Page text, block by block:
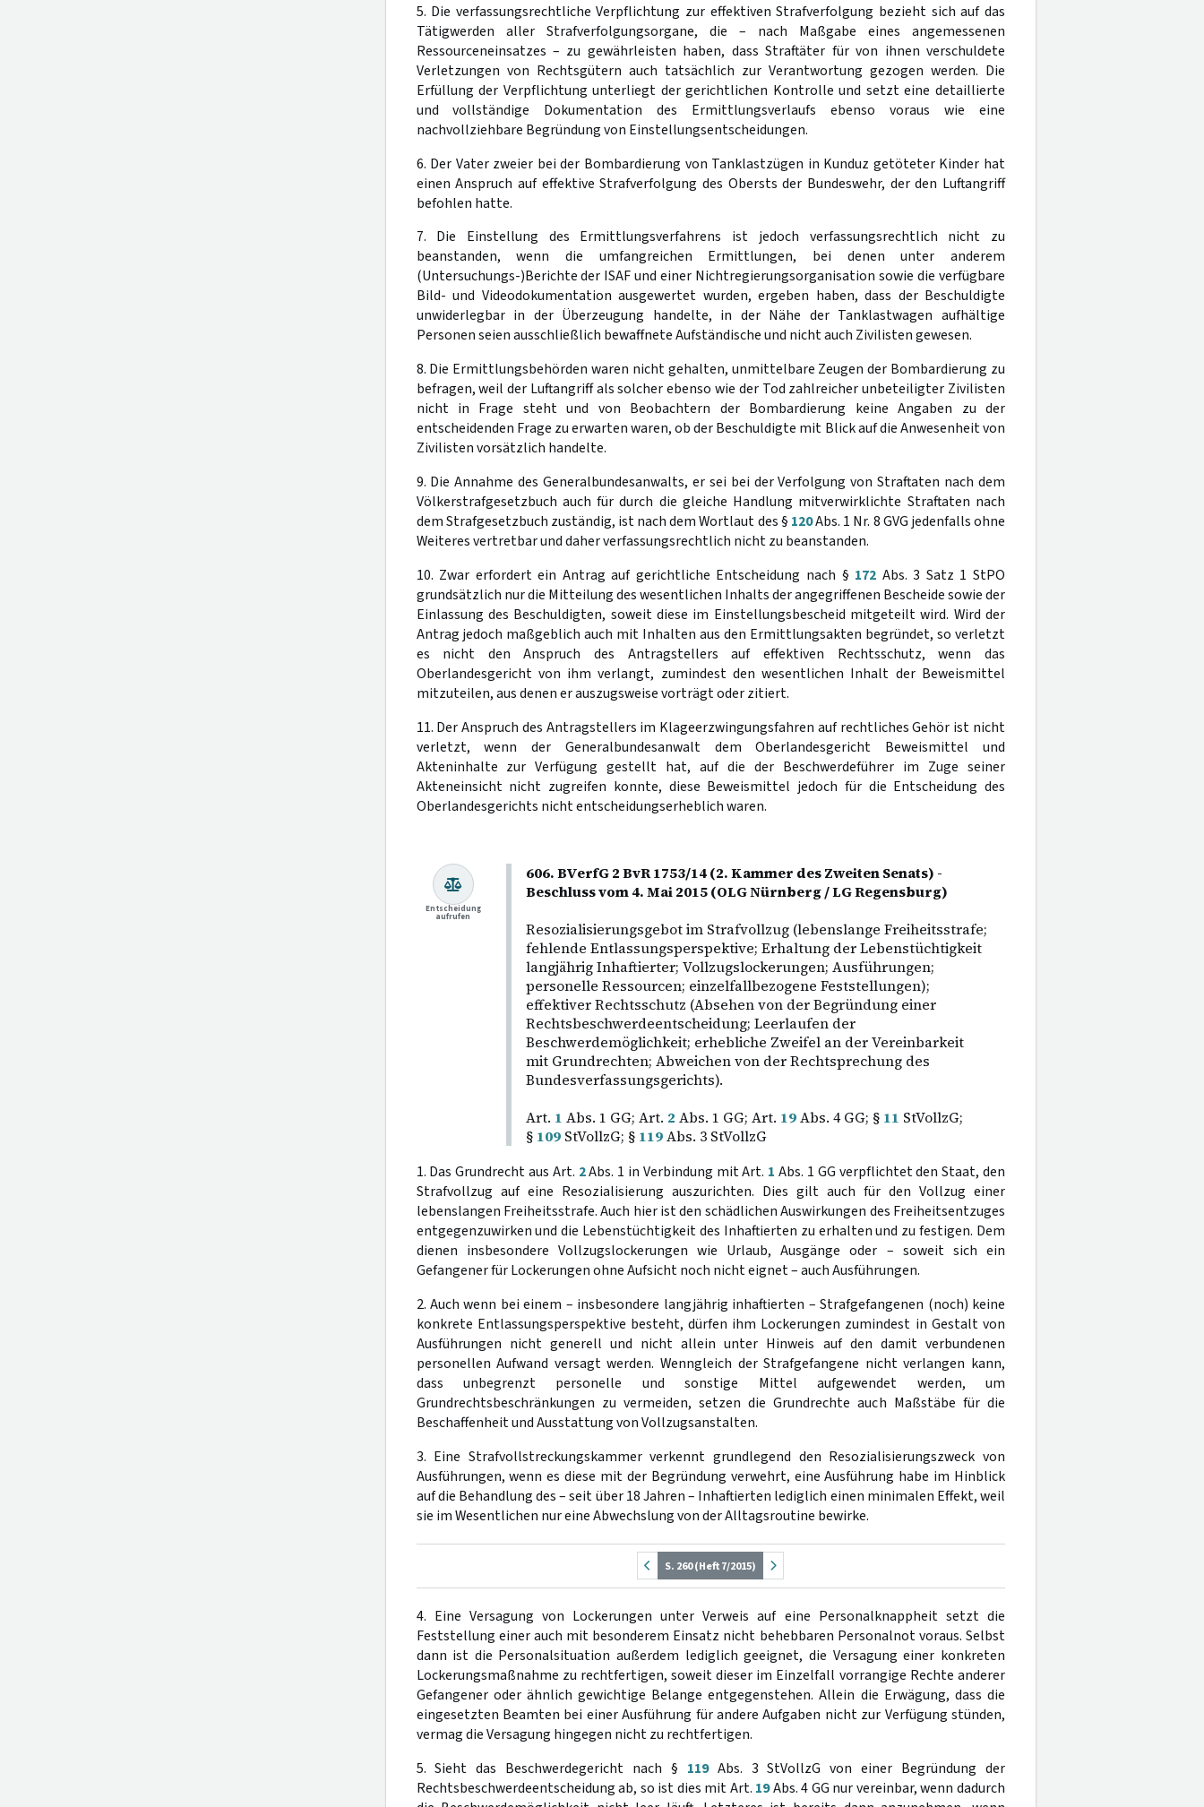
5. Die verfassungsrechtliche Verpflichtung zur effektiven Strafverfolgung bezieht sich auf das
Tätigwerden aller Strafverfolgungsorgane, die – nach Maßgabe eines angemessenen
Ressourceneinsatzes – zu gewährleisten haben, dass Straftäter für von ihnen verschuldete
Verletzungen von Rechtsgütern auch tatsächlich zur Verantwortung gezogen werden. Die
Erfüllung der Verpflichtung unterliegt der gerichtlichen Kontrolle und setzt eine detaillierte
und vollständige Dokumentation des Ermittlungsverlaufs ebenso voraus wie eine
nachvollziehbare Begründung von Einstellungsentscheidungen.
6. Der Vater zweier bei der Bombardierung von Tanklastzügen in Kunduz getöteter Kinder hat
einen Anspruch auf effektive Strafverfolgung des Obersts der Bundeswehr, der den Luftangriff
befohlen hatte.
7. Die Einstellung des Ermittlungsverfahrens ist jedoch verfassungsrechtlich nicht zu
beanstanden, wenn die umfangreichen Ermittlungen, bei denen unter anderem
(Untersuchungs-)Berichte der ISAF und einer Nichtregierungsorganisation sowie die verfügbare
Bild- und Videodokumentation ausgewertet wurden, ergeben haben, dass der Beschuldigte
unwiderlegbar in der Überzeugung handelte, in der Nähe der Tanklastwagen aufhältige
Personen seien ausschließlich bewaffnete Aufständische und nicht auch Zivilisten gewesen.
8. Die Ermittlungsbehörden waren nicht gehalten, unmittelbare Zeugen der Bombardierung zu
befragen, weil der Luftangriff als solcher ebenso wie der Tod zahlreicher unbeteiligter Zivilisten
nicht in Frage steht und von Beobachtern der Bombardierung keine Angaben zu der
entscheidenden Frage zu erwarten waren, ob der Beschuldigte mit Blick auf die Anwesenheit von
Zivilisten vorsätzlich handelte.
9. Die Annahme des Generalbundesanwalts, er sei bei der Verfolgung von Straftaten nach dem
Völkerstrafgesetzbuch auch für durch die gleiche Handlung mitverwirklichte Straftaten nach
dem Strafgesetzbuch zuständig, ist nach dem Wortlaut des § 120Abs. 1 Nr. 8 GVG jedenfalls ohne
Weiteres vertretbar und daher verfassungsrechtlich nicht zu beanstanden.
10. Zwar erfordert ein Antrag auf gerichtliche Entscheidung nach § 172 Abs. 3 Satz 1 StPO
grundsätzlich nur die Mitteilung des wesentlichen Inhalts der angegriffenen Bescheide sowie der
Einlassung des Beschuldigten, soweit diese im Einstellungsbescheid mitgeteilt wird. Wird der
Antrag jedoch maßgeblich auch mit Inhalten aus den Ermittlungsakten begründet, so verletzt
es nicht den Anspruch des Antragstellers auf effektiven Rechtsschutz, wenn das
Oberlandesgericht von ihm verlangt, zumindest den wesentlichen Inhalt der Beweismittel
mitzuteilen, aus denen er auszugsweise vorträgt oder zitiert.
11. Der Anspruch des Antragstellers im Klageerzwingungsfahren auf rechtliches Gehör ist nicht
verletzt, wenn der Generalbundesanwalt dem Oberlandesgericht Beweismittel und
Akteninhalte zur Verfügung gestellt hat, auf die der Beschwerdeführer im Zuge seiner
Akteneinsicht nicht zugreifen konnte, diese Beweismittel jedoch für die Entscheidung des
Oberlandesgerichts nicht entscheidungserheblich waren.
606. BVerfG 2 BvR 1753/14 (2. Kammer des Zweiten Senats) -
Beschluss vom 4. Mai 2015 (OLG Nürnberg / LG Regensburg)
Resozialisierungsgebot im Strafvollzug (lebenslange Freiheitsstrafe;
fehlende Entlassungsperspektive; Erhaltung der Lebenstüchtigkeit
langjährig Inhaftierter; Vollzugslockerungen; Ausführungen;
personelle Ressourcen; einzelfallbezogene Feststellungen);
effektiver Rechtsschutz (Absehen von der Begründung einer
Rechtsbeschwerdeentscheidung; Leerlaufen der
Beschwerdemöglichkeit; erhebliche Zweifel an der Vereinbarkeit
mit Grundrechten; Abweichen von der Rechtsprechung des
Bundesverfassungsgerichts).
Art. 1 Abs. 1 GG; Art. 2 Abs. 1 GG; Art. 19Abs. 4 GG; § 11 StVollzG;
§ 109StVollzG; § 119Abs. 3 StVollzG
Entscheidung
aufrufen
1. Das Grundrecht aus Art. 2Abs. 1 in Verbindung mit Art. 1 Abs. 1 GG verpflichtet den Staat, den
Strafvollzug auf eine Resozialisierung auszurichten. Dies gilt auch für den Vollzug einer
lebenslangen Freiheitsstrafe. Auch hier ist den schädlichen Auswirkungen des Freiheitsentzuges
entgegenzuwirken und die Lebenstüchtigkeit des Inhaftierten zu erhalten und zu festigen. Dem
dienen insbesondere Vollzugslockerungen wie Urlaub, Ausgänge oder – soweit sich ein
Gefangener für Lockerungen ohne Aufsicht noch nicht eignet – auch Ausführungen.
2. Auch wenn bei einem – insbesondere langjährig inhaftierten – Strafgefangenen (noch) keine
konkrete Entlassungsperspektive besteht, dürfen ihm Lockerungen zumindest in Gestalt von
Ausführungen nicht generell und nicht allein unter Hinweis auf den damit verbundenen
personellen Aufwand versagt werden. Wenngleich der Strafgefangene nicht verlangen kann,
dass unbegrenzt personelle und sonstige Mittel aufgewendet werden, um
Grundrechtsbeschränkungen zu vermeiden, setzen die Grundrechte auch Maßstäbe für die
Beschaffenheit und Ausstattung von Vollzugsanstalten.
3. Eine Strafvollstreckungskammer verkennt grundlegend den Resozialisierungszweck von
Ausführungen, wenn es diese mit der Begründung verwehrt, eine Ausführung habe im Hinblick
auf die Behandlung des – seit über 18 Jahren – Inhaftierten lediglich einen minimalen Effekt, weil
sie im Wesentlichen nur eine Abwechslung von der Alltagsroutine bewirke.
S. 260 (Heft 7/2015)
4. Eine Versagung von Lockerungen unter Verweis auf eine Personalknappheit setzt die
Feststellung einer auch mit besonderem Einsatz nicht behebbaren Personalnot voraus. Selbst
dann ist die Personalsituation außerdem lediglich geeignet, die Versagung einer konkreten
Lockerungsmaßnahme zu rechtfertigen, soweit dieser im Einzelfall vorrangige Rechte anderer
Gefangener oder ähnlich gewichtige Belange entgegenstehen. Allein die Erwägung, dass die
eingesetzten Beamten bei einer Ausführung für andere Aufgaben nicht zur Verfügung stünden,
vermag die Versagung hingegen nicht zu rechtfertigen.
5. Sieht das Beschwerdegericht nach § 119Abs. 3 StVollzG von einer Begründung der
Rechtsbeschwerdeentscheidung ab, so ist dies mit Art. 19Abs. 4 GG nur vereinbar, wenn dadurch